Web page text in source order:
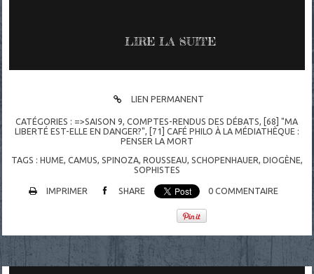
LIRE LA SUITE
LIEN PERMANENT
CATÉGORIES : =>SAISON 9,COMPTES-RENDUS DES DÉBATS, [68] "MA
LIBERTÉ EST-ELLE EN DANGER?",
[71] CAFÉ PHILO À LA MÉDIATHÈQUE :
PENSER LA MORT
TAGS : HUME CAMUS SPINOZA, ROUSSEAU SCHOPENHAUER DIOGÈNE
SOPHISTES
IMPRIMER SHARE 0 COMMENTAIRE